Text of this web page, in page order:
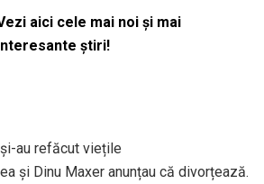
aici cele mai noi și mai
știri!
au refăcut viețile
și Dinu Maxer anunțau că divorțează.